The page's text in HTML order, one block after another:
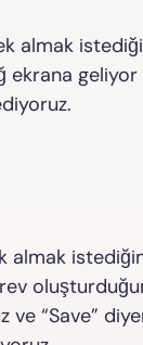
almak
ekrana geliyor
almak
ve “Save”